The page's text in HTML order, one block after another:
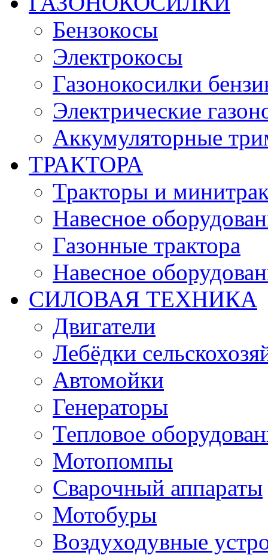
Бензокосы
Электрокосы
Газонокосилки
Электрические
Аккумуляторные
ТРАКТОРА
Тракторы и
Навесное
Газонные трактора
Навесное
СИЛОВАЯ ТЕХНИКА
Двигатели
Лебёдки
Автомойки
Генераторы
Тепловое
Мотопомпы
Сварочный аппараты
Мотобуры
Воздуходувные